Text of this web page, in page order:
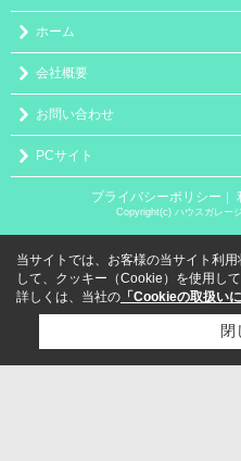
ホーム
会社概要
お問い合わせ
PCサイト
プライバシーポリシー
Copyright(c) ハウスガレー
当サイトでは、お客様の当サイト利
して、クッキー（Cookie）を使用して
詳しくは、当社の 「Cookieの取扱い
閉